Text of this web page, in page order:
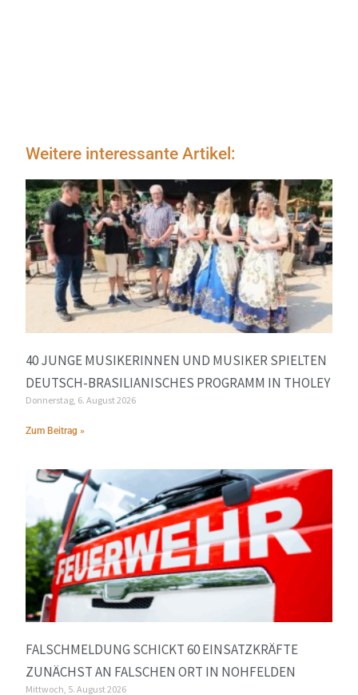
Weitere interessante Artikel:
40 JUNGE MUSIKERINNEN UND MUSIKER SPIELTEN
DEUTSCH-BRASILIANISCHES PROGRAMM IN THOLEY
Donnerstag, 6. August 2026
Zum Beitrag »
FALSCHMELDUNG SCHICKT 60 EINSATZKRÄFTE
ZUNÄCHST AN FALSCHEN ORT IN NOHFELDEN
Mittwoch, 5. August 2026